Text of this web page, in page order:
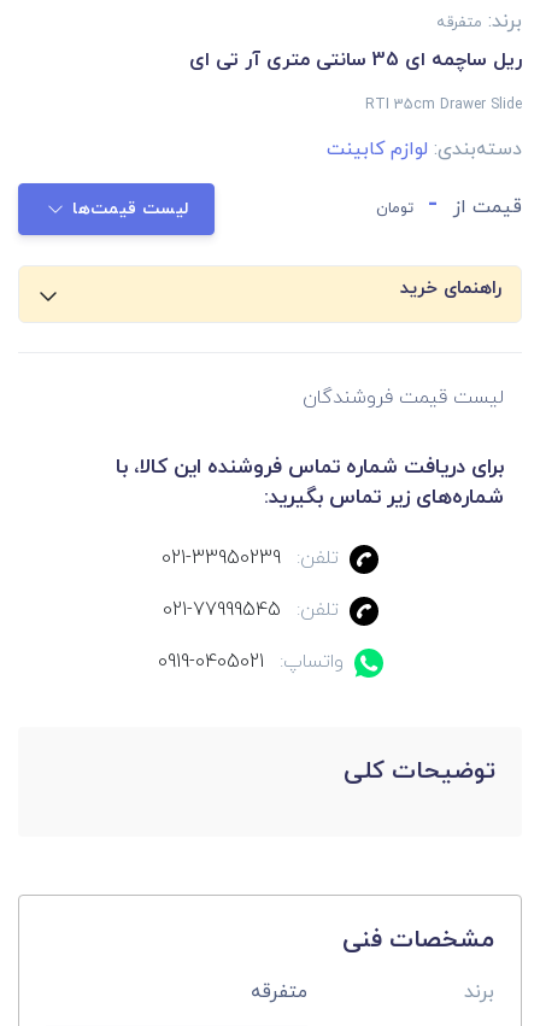
برند: متفرقه
ریل ساچمه ای 35 سانتی متری آر تی ای
RTI 35cm Drawer Slide
دسته‌بندی: لوازم کابینت
قیمت از - تومان لیست قیمت‌ها
راهنمای خرید
لیست قیمت فروشندگان
برای دریافت شماره تماس فروشنده این کالا، با
شماره‌های زیر تماس بگیرید:
تلفن:
021-33950239
تلفن:
021-77999545
واتساپ:
0919-0405021
توضیحات کلی
مشخصات فنی
برند متفرقه